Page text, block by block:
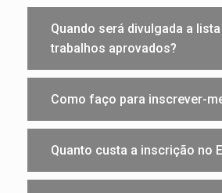
Quando será divulgada a
trabalhos aprovados?
Como faço para inscrever-
Quanto custa a inscrição no